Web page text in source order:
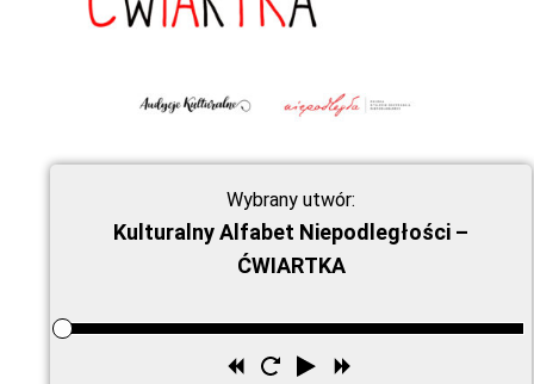
Wybrany utwór:
Kulturalny Alfabet Niepodległości –
ĆWIARTKA
Odtwórz
Uruchom
Przewiń